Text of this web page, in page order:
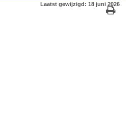
Laatst gewijzigd: 18 juni 2026